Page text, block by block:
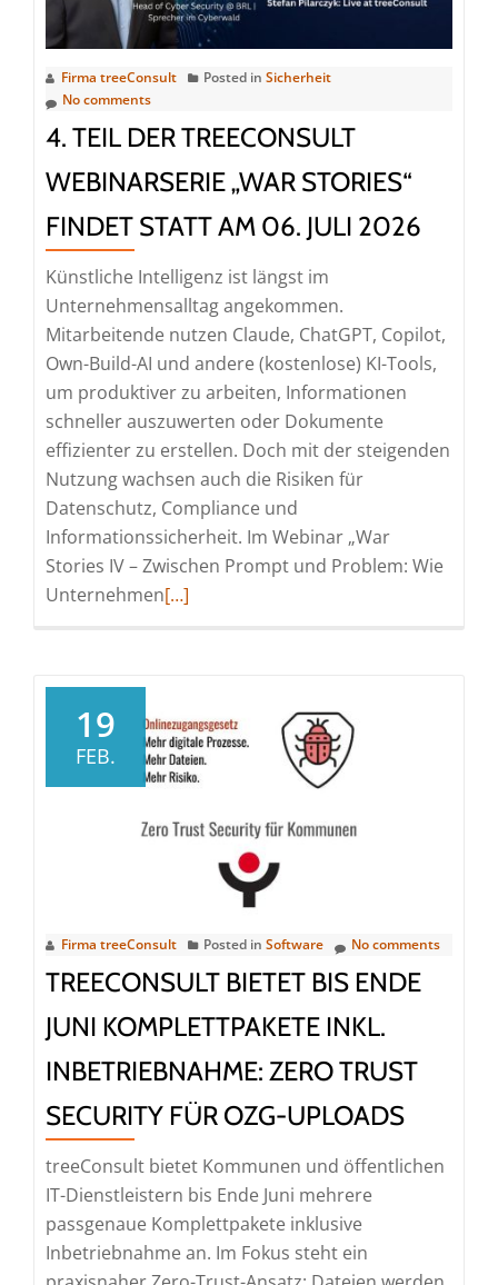
Kiteworks
zeigen,
wie
sicherer
funktioniert
Firma treeConsult Posted in Sicherheit
No comments
4. TEIL DER TREECONSULT
WEBINARSERIE „WAR STORIES“
FINDET STATT AM 06. JULI 2026
Künstliche Intelligenz ist längst im
Unternehmensalltag angekommen.
Mitarbeitende nutzen Claude, ChatGPT, Copilot,
Own-Build-AI und andere (kostenlose) KI-Tools,
um produktiver zu arbeiten, Informationen
schneller auszuwerten oder Dokumente
effizienter zu erstellen. Doch mit der steigenden
Nutzung wachsen auch die Risiken für
Datenschutz, Compliance und
Informationssicherheit. Im Webinar „War
Stories IV – Zwischen Prompt und Problem: Wie
UnternehmenRead
der
treeConsult
„War
am
06.
Juli
2026
[…]
19
FEB.
Firma treeConsult Posted in Software No comments
TREECONSULT BIETET BIS ENDE
JUNI KOMPLETTPAKETE INKL.
INBETRIEBNAHME: ZERO TRUST
SECURITY FÜR OZG-UPLOADS
treeConsult bietet Kommunen und öffentlichen
IT-Dienstleistern bis Ende Juni mehrere
passgenaue Komplettpakete inklusive
Inbetriebnahme an. Im Fokus steht ein